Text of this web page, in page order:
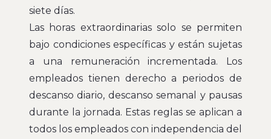
siete días.
Las horas extraordinarias solo se permiten
bajo condiciones específicas y están sujetas
a una remuneración incrementada. Los
empleados tienen derecho a periodos de
descanso diario, descanso semanal y pausas
durante la jornada. Estas reglas se aplican a
todos los empleados con independencia del